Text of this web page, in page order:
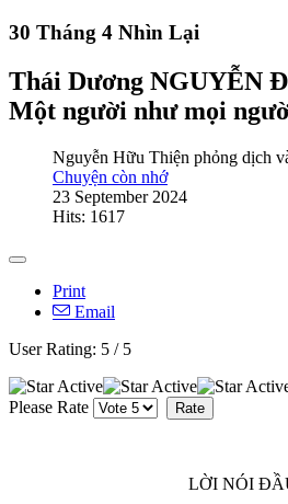
30 Tháng 4 Nhìn Lại
Thái Dương NGUYỄN
Một người như mọi
Nguyễn Hữu Thiện phỏng dịch
Chuyện còn nhớ
23 September 2024
Hits: 1617
Print
Email
User Rating: 5 / 5
Please Rate
LỜI NÓI